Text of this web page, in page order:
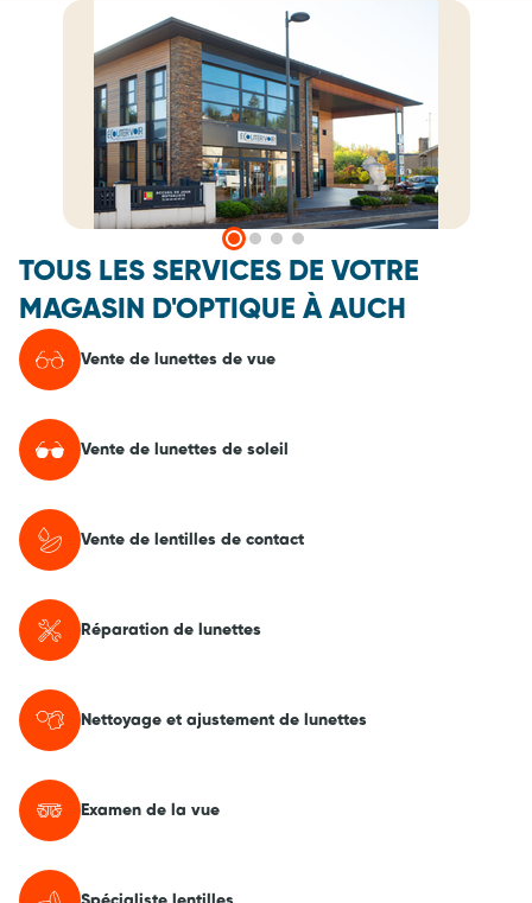
TOUS LES SERVICES DE VOTRE
MAGASIN D'OPTIQUE À AUCH
Vente de lunettes de vue
Vente de lunettes de soleil
Vente de lentilles de contact
Réparation de lunettes
Nettoyage et ajustement de lunettes
Examen de la vue